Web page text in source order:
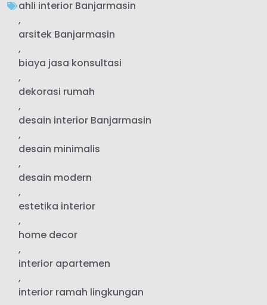
ahli interior Banjarmasin
,
arsitek Banjarmasin
,
biaya jasa konsultasi
,
dekorasi rumah
,
desain interior Banjarmasin
,
desain minimalis
,
desain modern
,
estetika interior
,
home decor
,
interior apartemen
,
interior ramah lingkungan